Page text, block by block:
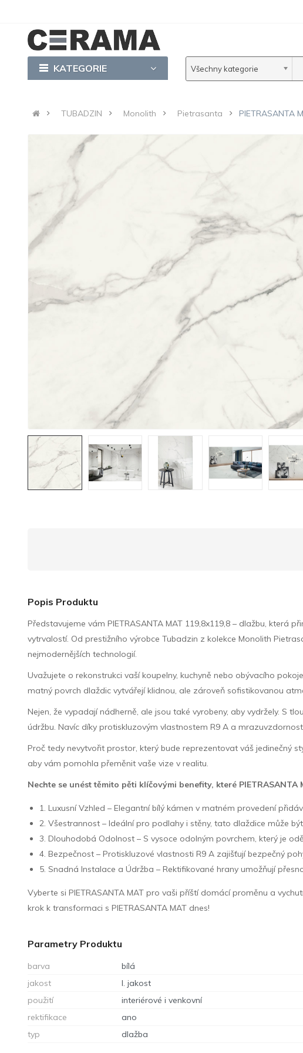
KATEGORIE Všechny kategorie
TUBADZIN Monolith Pietrasanta PIETRASANTA
Popis Produktu
Představujeme vám PIETRASANTA MAT 119,8x119,8 – dlažbu,
vytrvalostí. Od prestižního výrobce Tubadzin z kolekce Monolith
nejmodernějších technologií.
Uvažujete o rekonstrukci vaší koupelny, kuchyně nebo obývacího
matný povrch dlaždic vytvářejí klidnou, ale zároveň sofistikovanou
Nejen, že vypadají nádherně, ale jsou také vyrobeny, aby vydržely. S
údržbu. Navíc díky protiskluzovým vlastnostem R9 A a
Proč tedy nevytvořit prostor, který bude reprezentovat váš jedinečný
aby vám pomohla přeměnit vaše vize v realitu.
Nechte se unést těmito pěti klíčovými benefity, které PIETRASANTA
1. Luxusní Vzhled – Elegantní bílý kámen v matném provedení
2. Všestrannost – Ideální pro podlahy i stěny, tato dlaždice může
3. Dlouhodobá Odolnost – S vysoce odolným povrchem, který je
4. Bezpečnost – Protiskluzové vlastnosti R9 A zajišťují bezpečný
5. Snadná Instalace a Údržba – Rektifikované hrany umožňují
Vyberte si PIETRASANTA MAT pro vaši příští domácí proměnu a
krok k transformaci s PIETRASANTA MAT dnes!
Parametry Produktu
barva bílá
jakost
I. jakost
použití
interiérové i venkovní
rektifikace
ano
typ
dlažba